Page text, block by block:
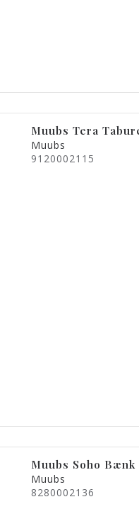
Muubs Tera
Muubs
9120002115
Muubs Soho
Muubs
8280002136